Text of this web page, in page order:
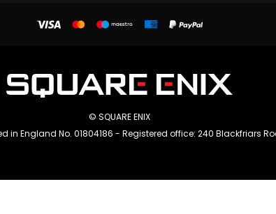
© SQUARE ENIX
in England No. 01804186 - Registered office: 240 Blackfriars